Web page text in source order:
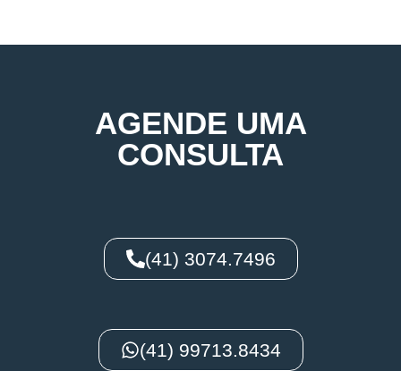
AGENDE UMA
CONSULTA
(41) 3074.7496
(41) 99713.8434